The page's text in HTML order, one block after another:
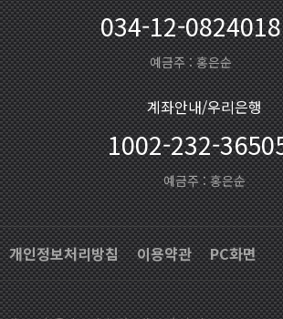
034-12-0824018
예금주 : 홍은순
계좌안내/우리은행
1002-232-
예금주 : 홍은순
개인정보처리방침 이용약관 PC화면